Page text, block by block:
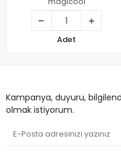
Adet
Kampanya, duyuru,
olmak istiyorum.